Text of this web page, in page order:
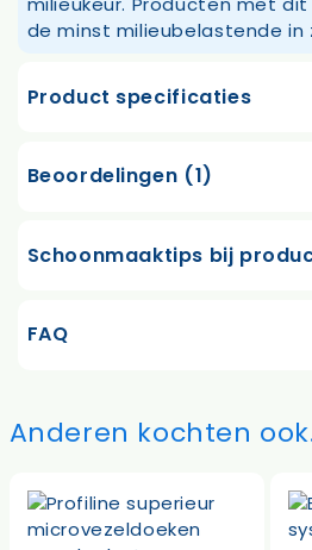
de minst milieubelastende in
Product specificaties
Beoordelingen (1)
Schoonmaaktips bij
FAQ
Anderen kochten